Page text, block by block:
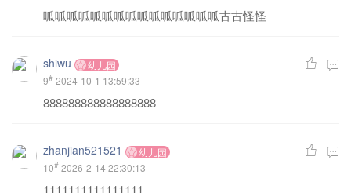
呱呱呱呱呱呱呱呱呱呱呱呱呱呱呱古古怪怪
shiwu
幼儿园
9# 2024-10-1 13:59:33
888888888888888888
zhanjian521521
幼儿园
10# 2026-2-14 22:30:13